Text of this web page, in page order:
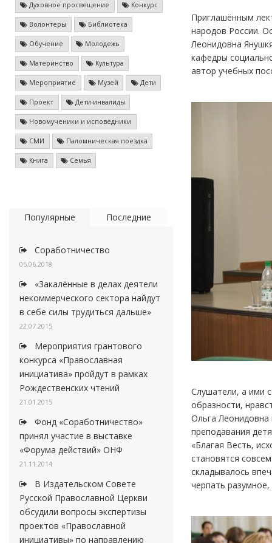
Духовное просвещение Конкурс
Волонтеры Библиотека
Обучение Молодежь
Материнство Культура
Мероприятие Музей Дети
Проект Дети-инвалиды
Новомученики и исповедники
СМИ Паломническая поездка
Книга Семья
Популярные Последние
Соработничество
05.06.2018
«Закалённые в делах деятели
некоммерческого сектора найдут
в себе силы трудиться дальше»
22.07.2015
Мероприятия грантового
конкурса «Православная
инициатива» пройдут в рамках
Рождественских чтений
21.01.2015
Фонд «Соработничество»
принял участие в выставке
«Форума действий» ОНФ
21.11.2014
В Издательском Совете
Русской Православной Церкви
обсудили вопросы экспертизы
проектов «Православной
инициативы» по направлению
Приглашённым
народов России.
Леонидовна
кафедры
автор учебных
Слушатели, а ими
образности,
Ольга Леонидовна
преподавания
«Благая Весть,
становятся
складывалось
черпать